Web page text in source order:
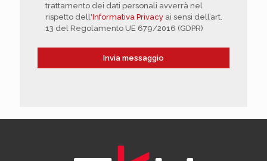
trattamento dei dati personali avverrà nel
rispetto dell'Informativa Privacy ai sensi dell’art.
13 del Regolamento UE 679/2016 (GDPR)